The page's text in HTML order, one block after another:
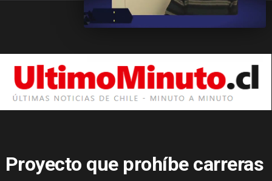
Proyecto que prohíbe carreras